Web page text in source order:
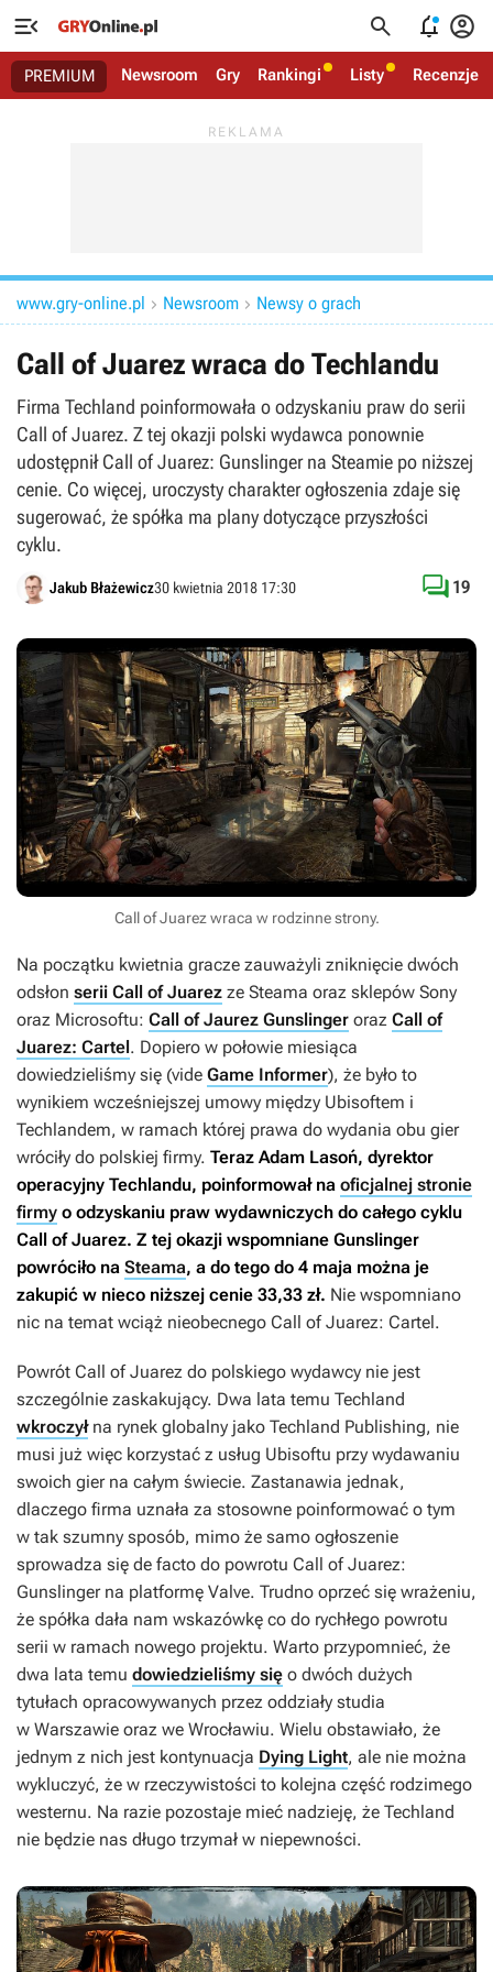
   
PREMIUM Newsroom Gry Rankingi Listy Recenzje
www.gry-online.pl  Newsroom  Newsy o grach
Call of Juarez wraca do Techlandu
Firma Techland poinformowała o odzyskaniu praw do serii
Call of Juarez. Z tej okazji polski wydawca ponownie
udostępnił Call of Juarez: Gunslinger na Steamie po niższej
cenie. Co więcej, uroczysty charakter ogłoszenia zdaje się
sugerować, że spółka ma plany dotyczące przyszłości
cyklu.
Jakub Błażewicz30 kwietnia 2018 17:30  19
Call of Juarez wraca w rodzinne strony.
Na początku kwietnia gracze zauważyli zniknięcie dwóch
odsłon serii Call of Juarez ze Steama oraz sklepów Sony
oraz Microsoftu: Call of Jaurez Gunslinger oraz Call of
Juarez: Cartel. Dopiero w połowie miesiąca
dowiedzieliśmy się (vide Game Informer), że było to
wynikiem wcześniejszej umowy między Ubisoftem i
Techlandem, w ramach której prawa do wydania obu gier
wróciły do polskiej firmy. Teraz Adam Lasoń, dyrektor
operacyjny Techlandu, poinformował na oficjalnej stronie
firmy o odzyskaniu praw wydawniczych do całego cyklu
Call of Juarez. Z tej okazji wspomniane Gunslinger
powróciło na Steama, a do tego do 4 maja można je
zakupić w nieco niższej cenie 33,33 zł. Nie wspomniano
nic na temat wciąż nieobecnego Call of Juarez: Cartel.
Powrót Call of Juarez do polskiego wydawcy nie jest
szczególnie zaskakujący. Dwa lata temu Techland
wkroczyłna rynek globalny jako Techland Publishing, nie
musi już więc korzystać z usług Ubisoftu przy wydawaniu
swoich gier na całym świecie. Zastanawia jednak,
dlaczego firma uznała za stosowne poinformować o tym
w tak szumny sposób, mimo że samo ogłoszenie
sprowadza się de facto do powrotu Call of Juarez:
Gunslingerna platformę Valve. Trudno oprzeć się wrażeniu,
że spółka dała nam wskazówkę co do rychłego powrotu
serii w ramach nowego projektu. Warto przypomnieć, że
dwa lata temu dowiedzieliśmy się o dwóch dużych
tytułach opracowywanych przez oddziały studia
w Warszawie oraz we Wrocławiu. Wielu obstawiało, że
jednym z nich jest kontynuacja Dying Light, ale nie można
wykluczyć, że w rzeczywistości to kolejna część rodzimego
westernu. Na razie pozostaje mieć nadzieję, że Techland
nie będzie nas długo trzymał w niepewności.